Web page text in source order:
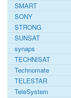
SMART
SONY
STRONG
SUNSAT
synaps
TECHNISAT
Technomate
TELESTAR
TeleSystem